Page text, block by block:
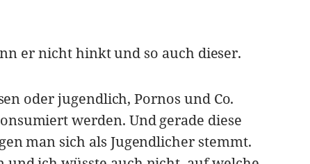
er nicht hinkt und so auch dieser.
oder jugendlich, Pornos und Co.
werden. Und gerade diese
man sich als Jugendlicher stemmt.